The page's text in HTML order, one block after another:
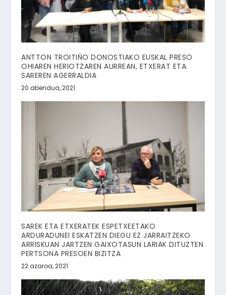
ANTTON TROITIÑO DONOSTIAKO EUSKAL PRESO
OHIAREN HERIOTZAREN AURREAN, ETXERAT ETA
SAREREN AGERRALDIA
20 abendua, 2021
SAREK ETA ETXERATEK ESPETXEETAKO
ARDURADUNEI ESKATZEN DIEGU EZ JARRAITZEKO
ARRISKUAN JARTZEN GAIXOTASUN LARIAK DITUZTEN
PERTSONA PRESOEN BIZITZA
22 azaroa, 2021